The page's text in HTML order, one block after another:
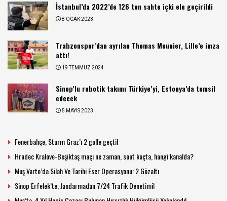
İstanbul’da 2022’de 126 ton sahte içki ele geçirildi
8 OCAK 2023
Trabzonspor’dan ayrılan Thomas Meunier, Lille’e imza
attı!
19 TEMMUZ 2024
Sinop’lu robotik takımı Türkiye’yi, Estonya’da temsil
edecek
5 MAYIS 2023
Fenerbahçe, Sturm Graz’ı 2 golle geçti!
Hradec Kralove-Beşiktaş maçı ne zaman, saat kaçta, hangi kanalda?
Muş Varto’da Silah Ve Tarihi Eser Operasyonu: 2 Gözaltı
Sinop Erfelek’te, Jandarmadan 7/24 Trafik Denetimi!